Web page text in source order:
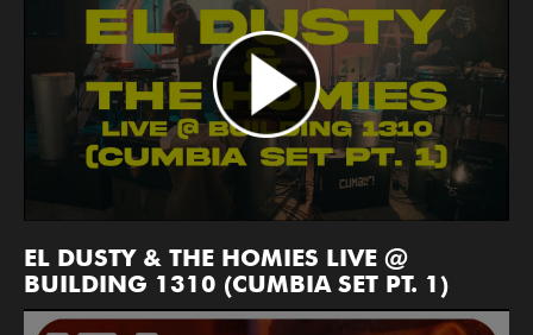
EL DUSTY & THE HOMIES LIVE @
BUILDING 1310 (CUMBIA SET PT. 1)